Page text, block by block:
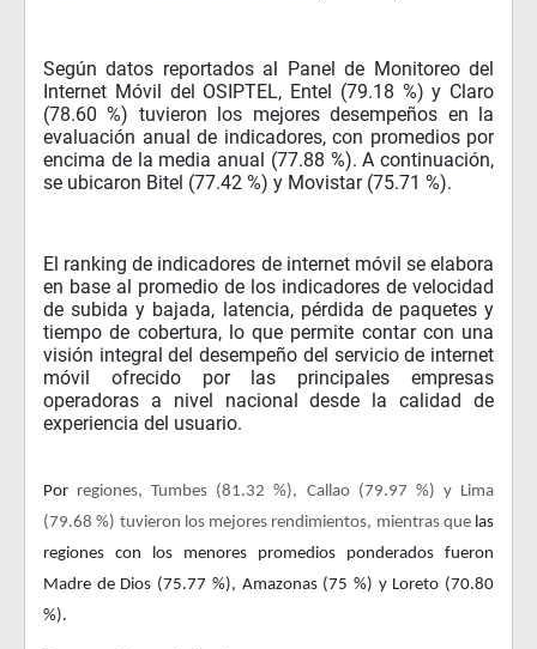
Según datos reportados al Panel de Monitoreo del
Internet Móvil del OSIPTEL, Entel (79.18 %) y Claro
(78.60 %) tuvieron los mejores desempeños en la
evaluación anual de indicadores, con promedios por
encima de la media anual (77.88 %). A continuación,
se ubicaron Bitel (77.42 %) y Movistar (75.71 %).
El ranking de indicadores de internet móvil se elabora
en base al promedio de los indicadores de velocidad
de subida y bajada, latencia, pérdida de paquetes y
tiempo de cobertura, lo que permite contar con una
visión integral del desempeño del servicio de internet
móvil ofrecido por las principales empresas
operadoras a nivel nacional desde la calidad de
experiencia del usuario.
Por regiones, Tumbes (81.32 %), Callao (79.97 %) y Lima
(79.68 %) tuvieron los mejores rendimientos, mientras quelas
regiones con los menores promedios ponderados fueron
Madre de Dios (75.77 %), Amazonas (75 %) y Loreto (70.80
%).